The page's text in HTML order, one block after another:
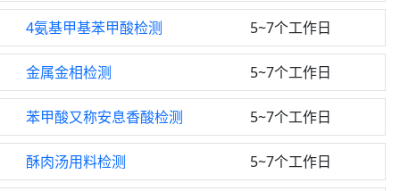
4氨基甲基苯甲酸检测 5~7个工作日
金属金相检测 5~7个工作日
苯甲酸又称安息香酸检测 5~7个工作日
酥肉汤用料检测 5~7个工作日